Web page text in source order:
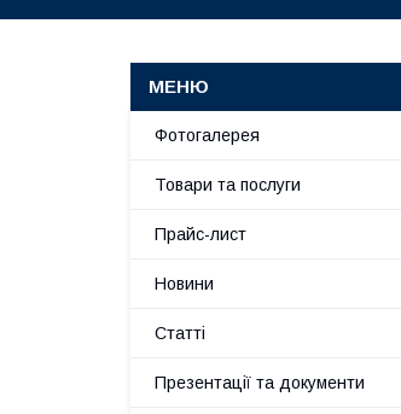
Фотогалерея
Товари та послуги
Прайс-лист
Новини
Статті
Презентації та документи